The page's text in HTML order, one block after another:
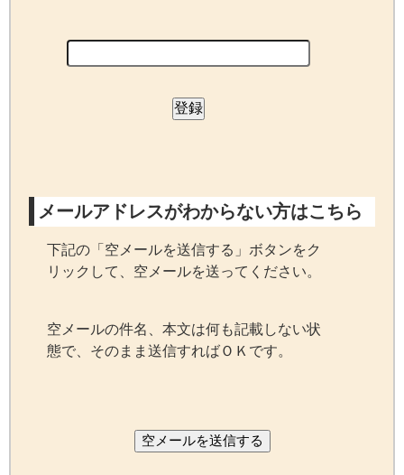
メールアドレスがわからない方はこちら
下記の「空メールを送信する」ボタンをク
リックして、空メールを送ってください。
空メールの件名、本文は何も記載しない状
態で、そのまま送信すればＯＫです。
空メールを送信する